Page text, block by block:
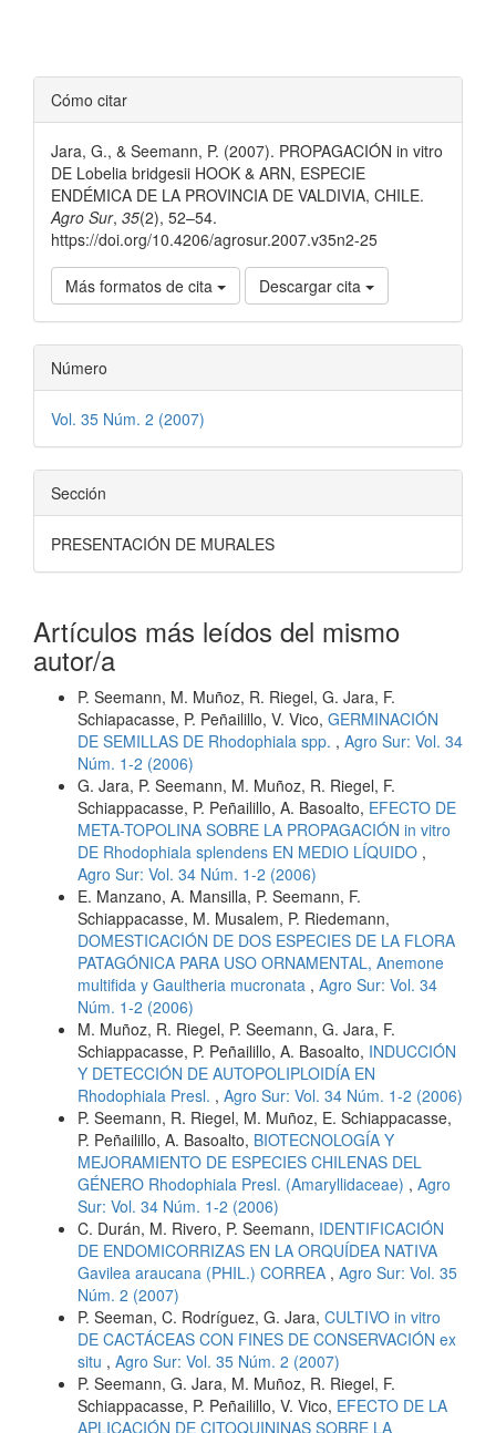
Detalles
del
artículo
Cómo citar
Jara, G., & Seemann, P. (2007). PROPAGACIÓN in vitro
DE Lobelia bridgesii HOOK & ARN, ESPECIE
ENDÉMICA DE LA PROVINCIA DE VALDIVIA, CHILE.
Agro Sur, 35(2), 52–54.
https://doi.org/10.4206/agrosur.2007.v35n2-25
Más formatos de cita Descargar cita
Número
Vol. 35 Núm. 2 (2007)
Sección
PRESENTACIÓN DE MURALES
Artículos más leídos del mismo
autor/a
P. Seemann, M. Muñoz, R. Riegel, G. Jara, F.
Schiapacasse, P. Peñailillo, V. Vico, GERMINACIÓN
DE SEMILLAS DE Rhodophiala spp. , Agro Sur: Vol. 34
Núm. 1-2 (2006)
G. Jara, P. Seemann, M. Muñoz, R. Riegel, F.
Schiappacasse, P. Peñailillo, A. Basoalto, EFECTO DE
META-TOPOLINA SOBRE LA PROPAGACIÓN in vitro
DE Rhodophiala splendens EN MEDIO LÍQUIDO ,
Agro Sur: Vol. 34 Núm. 1-2 (2006)
E. Manzano, A. Mansilla, P. Seemann, F.
Schiappacasse, M. Musalem, P. Riedemann,
DOMESTICACIÓN DE DOS ESPECIES DE LA FLORA
PATAGÓNICA PARA USO ORNAMENTAL, Anemone
multifida y Gaultheria mucronata , Agro Sur: Vol. 34
Núm. 1-2 (2006)
M. Muñoz, R. Riegel, P. Seemann, G. Jara, F.
Schiappacasse, P. Peñailillo, A. Basoalto, INDUCCIÓN
Y DETECCIÓN DE AUTOPOLIPLOIDÍA EN
Rhodophiala Presl. , Agro Sur: Vol. 34 Núm. 1-2 (2006)
P. Seemann, R. Riegel, M. Muñoz, E. Schiappacasse,
P. Peñailillo, A. Basoalto, BIOTECNOLOGÍA Y
MEJORAMIENTO DE ESPECIES CHILENAS DEL
GÉNERO Rhodophiala Presl. (Amaryllidaceae) , Agro
Sur: Vol. 34 Núm. 1-2 (2006)
C. Durán, M. Rivero, P. Seemann, IDENTIFICACIÓN
DE ENDOMICORRIZAS EN LA ORQUÍDEA NATIVA
Gavilea araucana (PHIL.) CORREA , Agro Sur: Vol. 35
Núm. 2 (2007)
P. Seeman, C. Rodríguez, G. Jara, CULTIVO in vitro
DE CACTÁCEAS CON FINES DE CONSERVACIÓN ex
situ , Agro Sur: Vol. 35 Núm. 2 (2007)
P. Seemann, G. Jara, M. Muñoz, R. Riegel, F.
Schiappacasse, P. Peñailillo, V. Vico, EFECTO DE LA
APLICACIÓN DE CITOQUININAS SOBRE LA